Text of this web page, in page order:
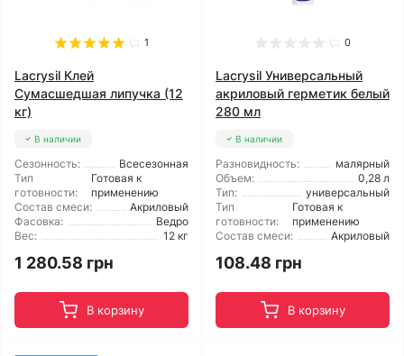
1
Lacrysil Клей
Сумасшедшая липучка (12
кг)
В наличии
Сезонность:
Всесезонная
Тип
готовности:
Готовая к
применению
Состав смеси:
Акриловый
Фасовка:
Ведро
Вес:
12 кг
1 280.58 грн
В корзину
0
Lacrysil Универсальный
акриловый герметик белый
280 мл
В наличии
Разновидность:
малярный
Объем:
0,28 л
Тип:
универсальный
Тип
готовности:
Готовая к
применению
Состав смеси:
Акриловый
108.48 грн
В корзину